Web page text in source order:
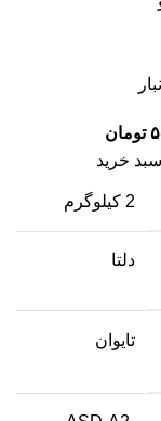
تومان
خرید
2 کیلوگرم
دلتا
تایوان